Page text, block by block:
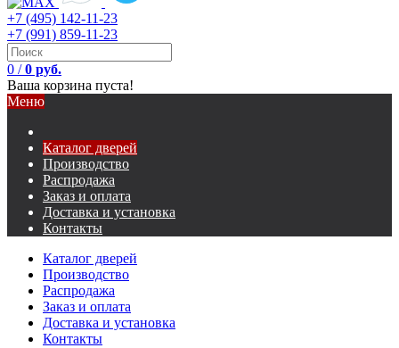
+7 (495) 142-11-23
+7 (991) 859-11-23
0 / 0 руб.
Ваша корзина пуста!
Меню
Каталог дверей
Производство
Распродажа
Заказ и оплата
Доставка и установка
Контакты
Каталог дверей
Производство
Распродажа
Заказ и оплата
Доставка и установка
Контакты